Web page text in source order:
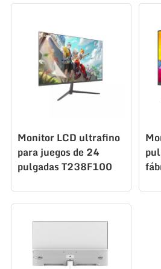
Monitor LCD ultrafino
para juegos de 24
pulgadas T238F100